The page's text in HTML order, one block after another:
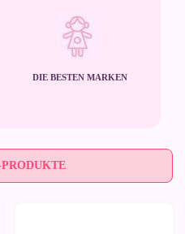
DIE BESTEN MARKEN